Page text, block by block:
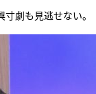
劇も見逃せない。